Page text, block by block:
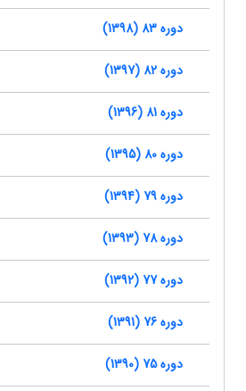
دوره 83 (1398)
دوره 82 (1397)
دوره 81 (1396)
دوره 80 (1395)
دوره 79 (1394)
دوره 78 (1393)
دوره 77 (1392)
دوره 76 (1391)
دوره 75 (1390)